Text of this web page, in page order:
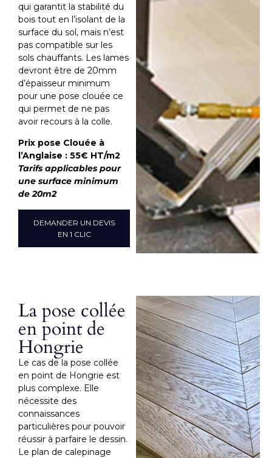
qui garantit la stabilité du
bois tout en l’isolant de la
surface du sol, mais n’est
pas compatible sur les
sols chauffants. Les lames
devront être de 20mm
d’épaisseur minimum
pour une pose clouée ce
qui permet de ne pas
avoir recours à la colle.
Prix pose Clouée à
l’Anglaise : 55€ HT/m2
Tarifs applicables pour
une surface minimum
de 20m2
DEMANDER UN DEVIS
EN 1 CLIC
La pose collée
en point de
Hongrie
Le cas de la pose collée
en point de Hongrie est
plus complexe. Elle
nécessite des
connaissances
particulières pour pouvoir
réussir à parfaire le dessin.
Le plan de calepinage